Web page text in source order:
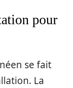
pour
se fait
La